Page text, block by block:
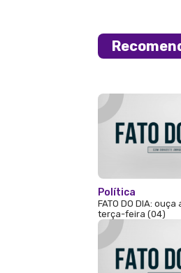
Política
FATO DO DIA:
terça-feira (04)